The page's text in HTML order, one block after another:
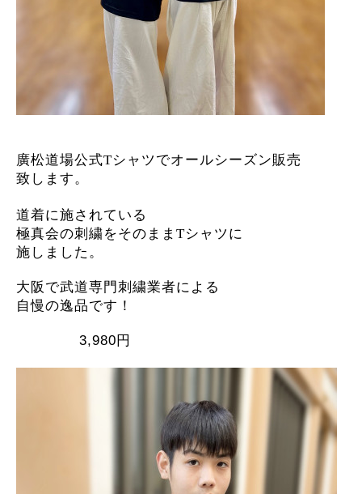
廣松道場公式Tシャツでオールシーズン販売
致します。
道着に施されている
極真会の刺繍をそのまま Tシャツに
施しました。
大阪で武道専門刺繍業者による
自慢の逸品です！
3,980円